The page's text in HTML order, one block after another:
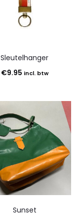
Sleutelhanger
€9.95 incl. btw
Sunset